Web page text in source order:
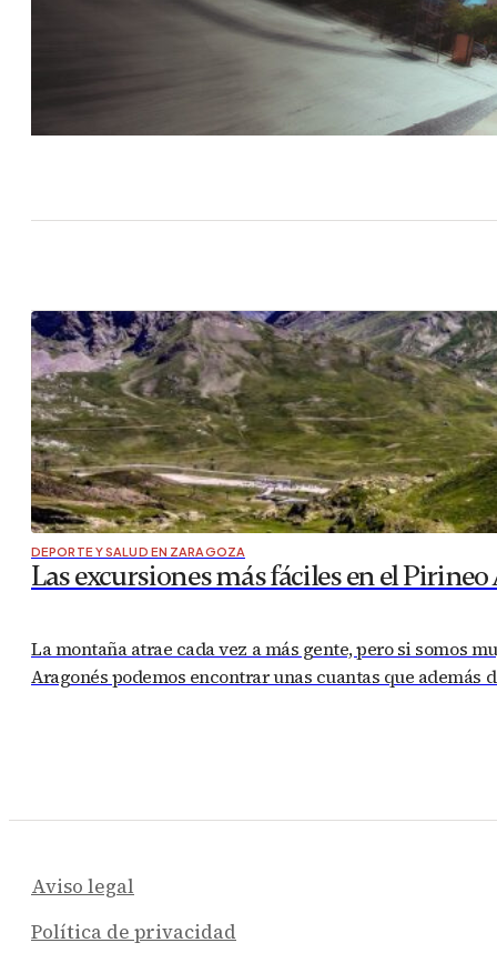
DEPORTE Y SALUD EN ZARAGOZA
Las excursiones más fáciles en el
La montaña atrae cada vez a más gente, pero si somos
Aragonés podemos encontrar unas cuantas que
Aviso legal
Política de privacidad